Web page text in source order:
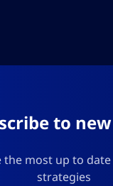
to
the most up to
strategies